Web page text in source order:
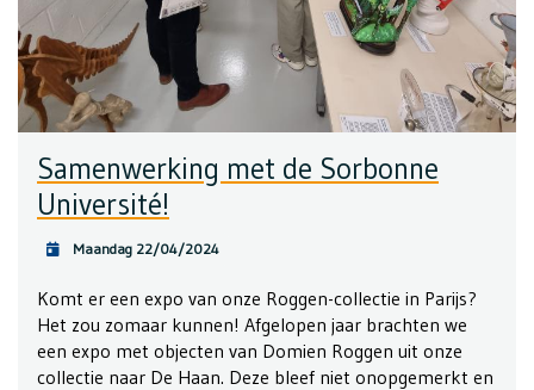
Samenwerking met de Sorbonne
Université!
Maandag 22/04/2024
Komt er een expo van onze Roggen-collectie in Parijs?
Het zou zomaar kunnen! Afgelopen jaar brachten we
een expo met objecten van Domien Roggen uit onze
collectie naar De Haan. Deze bleef niet onopgemerkt en